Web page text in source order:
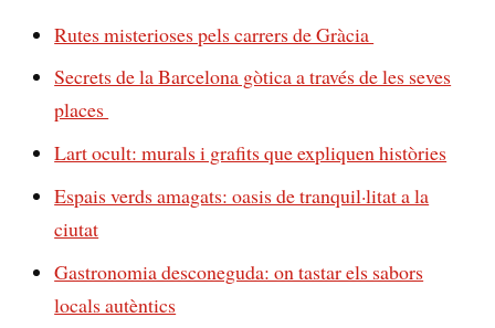
Rutes misterioses pels carrers⁣ de ​Gràcia ⁤
Secrets de la Barcelona gòtica a través⁣ de les seves
places ⁣
Lart ocult: murals i‍ grafits que expliquen​ històries
Espais verds‌ amagats: oasis de tranquil·litat a la
ciutat
Gastronomia desconeguda: on ⁣tastar els sabors
‌locals autèntics